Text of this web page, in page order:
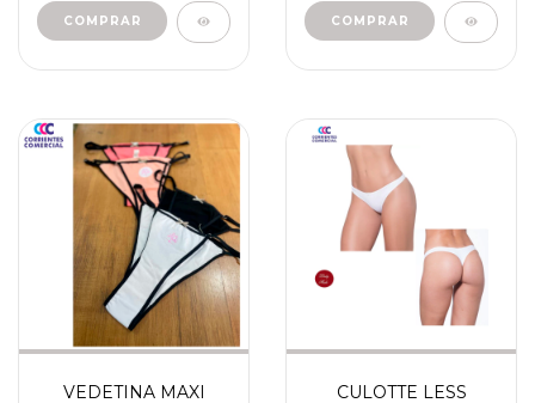
COMPRAR
VEDETINA MAXI
CULOTTE LESS